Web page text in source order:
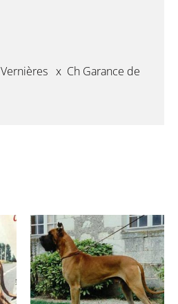
x Ch Garance de